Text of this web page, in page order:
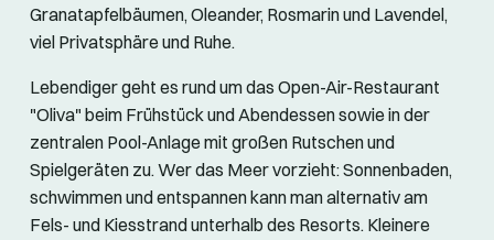
Granatapfelbäumen, Oleander, Rosmarin und Lavendel,
viel Privatsphäre und Ruhe.
Lebendiger geht es rund um das Open-Air-Restaurant
"Oliva" beim Frühstück und Abendessen sowie in der
zentralen Pool-Anlage mit großen Rutschen und
Spielgeräten zu. Wer das Meer vorzieht: Sonnenbaden,
schwimmen und entspannen kann man alternativ am
Fels- und Kiesstrand unterhalb des Resorts. Kleinere